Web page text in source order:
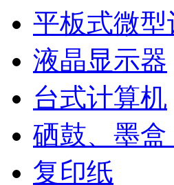
平板式微型
液晶显示器
台式计算机
硒鼓、墨盒
复印纸